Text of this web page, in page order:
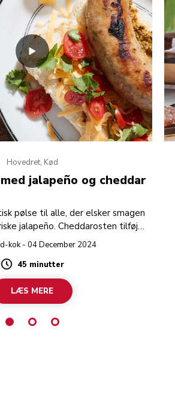
Hovedret, Kød
jalapeño og cheddar
pølse til alle, der elsker smagen
jalapeño. Cheddarosten tilføjer
der gør pølsen populær til
tomater i tern, koriander og mere
cheddarost.
kok - 04 December 2024
Duration
45 minutter
LÆS MERE